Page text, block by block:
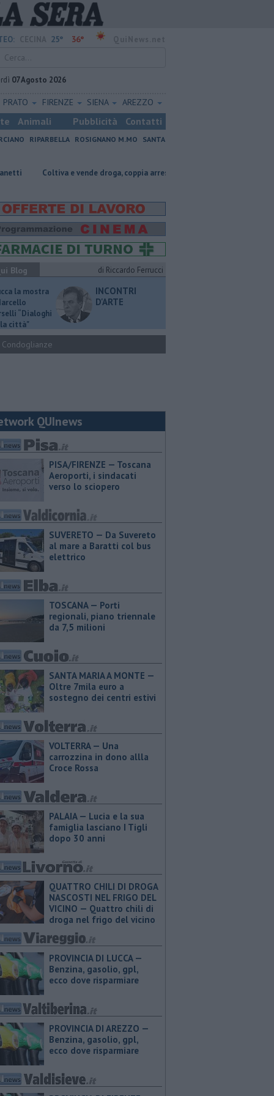
25° 36°
07 Agosto 2026
PRATO FIRENZE SIENA AREZZO
Animali Pubblicità Contatti
RIPARBELLA ROSIGNANO M.MO
SANTA
e vende droga, coppia arrestata Cade dallo scooter, 55enne
Blog di Riccardo Ferrucci
la mostra
“Dialoghi
città"
INCONTRI
D'ARTE
Condoglianze
QUInews
PISA/FIRENZE — Toscana
Aeroporti, i sindacati
verso lo sciopero
SUVERETO — Da Suvereto
al mare a Baratti col bus
elettrico
TOSCANA — Porti
regionali, piano triennale
da 7,5 milioni
SANTA MARIA A MONTE —
Oltre 7mila euro a
sostegno dei centri estivi
VOLTERRA — Una
carrozzina in dono allla
Croce Rossa
PALAIA — Lucia e la sua
famiglia lasciano I Tigli
dopo 30 anni
QUATTRO CHILI DI DROGA
NASCOSTI NEL FRIGO DEL
VICINO — Quattro chili di
droga nel frigo del vicino
PROVINCIA DI LUCCA — ​
Benzina, gasolio, gpl,
ecco dove risparmiare
PROVINCIA DI AREZZO — ​
Benzina, gasolio, gpl,
ecco dove risparmiare